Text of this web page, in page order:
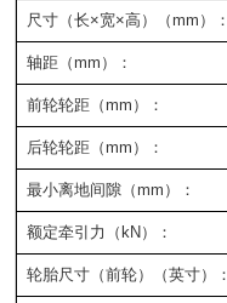
尺寸（长×宽×高）（mm）：
轴距（mm）：
前轮轮距（mm）：
后轮轮距（mm）：
最小离地间隙（mm）：
额定牵引力（kN）：
轮胎尺寸（前轮）（英寸）：